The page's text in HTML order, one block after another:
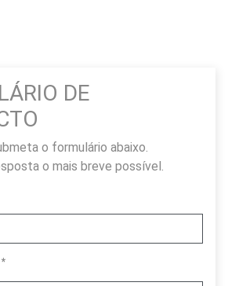
DE
o formulário abaixo.
o mais breve possível.
*